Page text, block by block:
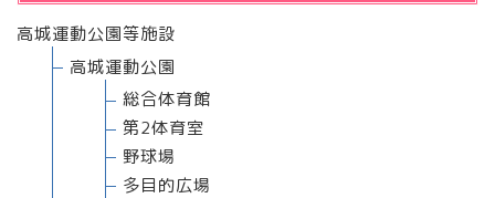
高城運動公園等施設
高城運動公園
総合体育館
第2体育室
野球場
多目的広場